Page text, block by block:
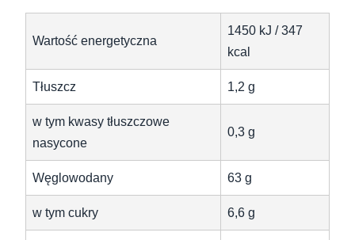
Wartość energetyczna
1450 kJ / 347
kcal
Tłuszcz 1,2 g
w tym kwasy tłuszczowe
nasycone
0,3 g
Węglowodany 63 g
w tym cukry 6,6 g